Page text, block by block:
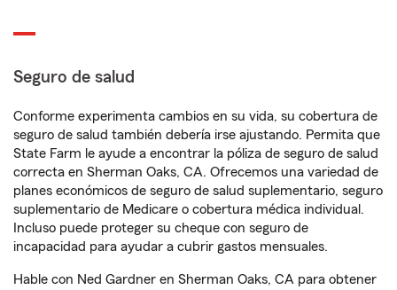
Seguro de salud
Conforme experimenta cambios en su vida, su cobertura de
seguro de salud también debería irse ajustando. Permita que
State Farm le ayude a encontrar la póliza de seguro de salud
correcta en Sherman Oaks, CA. Ofrecemos una variedad de
planes económicos de seguro de salud suplementario, seguro
suplementario de Medicare o cobertura médica individual.
Incluso puede proteger su cheque con seguro de
incapacidad para ayudar a cubrir gastos mensuales.
Hable con Ned Gardner en Sherman Oaks, CA para obtener